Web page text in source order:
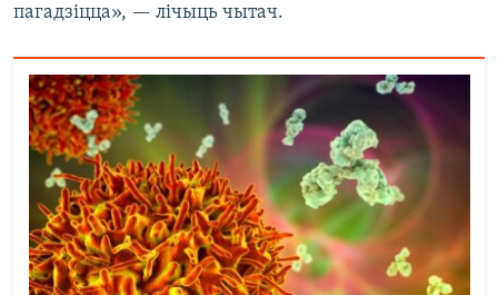
пагадзіцца», — лічыць чытач.